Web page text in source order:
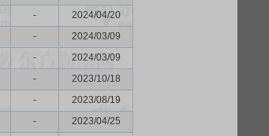
-
2024/04/20
-
2024/03/09
-
2024/03/09
-
2023/10/18
-
2023/08/19
-
2023/04/25